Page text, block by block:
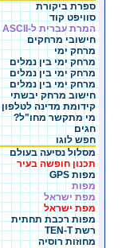
ספרת ביקורת
סוויפט קוד
המרת עברית ל-ASCII
חישובי מרחקים
מרחק ימי
מרחק ימי בין נמלים
מרחק ימי בין נמלים
מרחק ימי בין נמלים
חישוב מרחק יבשתי
קידומת מדינה לטלפון
מי מתקשר מחו"ל?
חגים
חפש לוגו
מסלול נסיעה בעולם
תכנון חופשה בעיר
מפות GPS
מפות
מפת ישראל
מפת ישראל
מפות רכבת תחתית
רשת TEN-T
מחוזות רוסיה